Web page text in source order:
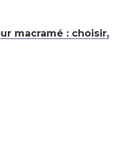
macramé : choisir,